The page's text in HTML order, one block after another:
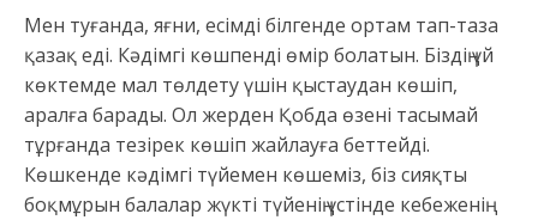
Мен туғанда, яғни, есімді білгенде ортам тап-таза
қазақ еді. Кәдімгі көшпенді өмір болатын. Біздің үй
көктемде мал төлдету үшін қыстаудан көшіп,
аралға барады. Ол жерден Қобда өзені тасымай
тұрғанда тезірек көшіп жайлауға беттейді.
Көшкенде кәдімгі түйемен көшеміз, біз сияқты
боқмұрын балалар жүкті түйенің үстінде кебеженің